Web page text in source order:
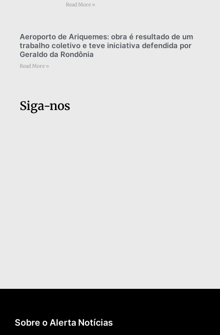
Read More »
Aeroporto de Ariquemes: obra é resultado de um
trabalho coletivo e teve iniciativa defendida por
Geraldo da Rondônia
Read More »
Siga-nos
Sobre o Alerta Notícias